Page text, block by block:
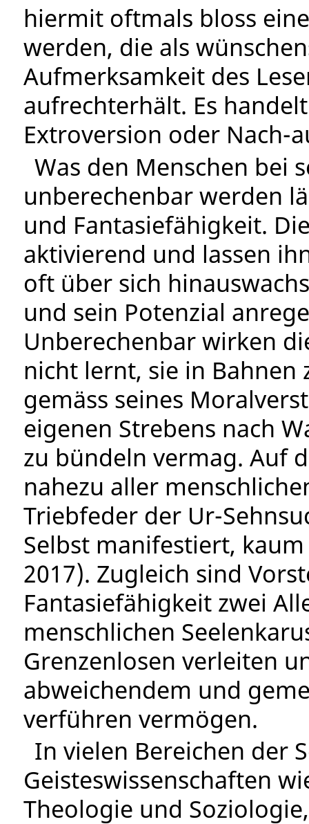
hiermit oftmals bloss
werden, die als
Aufmerksamkeit des
aufrechterhält. Es
Extroversion oder Nach-
Was den Menschen bei
unberechenbar werden
und Fantasiefähigkeit.
aktivierend und lassen
oft über sich
und sein Potenzial
Unberechenbar wirken
nicht lernt, sie in Bahnen
gemäss seines
eigenen Strebens nach
zu bündeln vermag. Auf
nahezu aller
Triebfeder der Ur-
Selbst manifestiert,
2017). Zugleich sind
Fantasiefähigkeit zwei
menschlichen
Grenzenlosen verleiten
abweichendem und
verführen vermögen.
In vielen Bereichen der
Geisteswissenschaften
Theologie und